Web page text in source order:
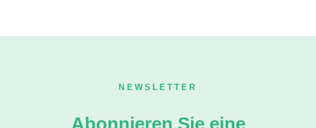
NEWSLETTER
Abonnieren Sie eine